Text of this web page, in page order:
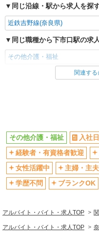
同じ沿線・駅から求人を探
近鉄吉野線(奈良県)
同じ職種から下市口駅の求
その他介護・福祉
同じ雇用形態から下市口駅
経験者・有資格者歓迎
女性活躍中
フリーター歓迎
ブランクOK
高収入・高額
昇給あり
関連す
その他介護・福祉 入社
経験者・有資格者歓迎
女性活躍中
主婦・主
学歴不問
ブランクOK
アルバイト・バイト・求人TOP
アルバイト・バイト・求人TOP